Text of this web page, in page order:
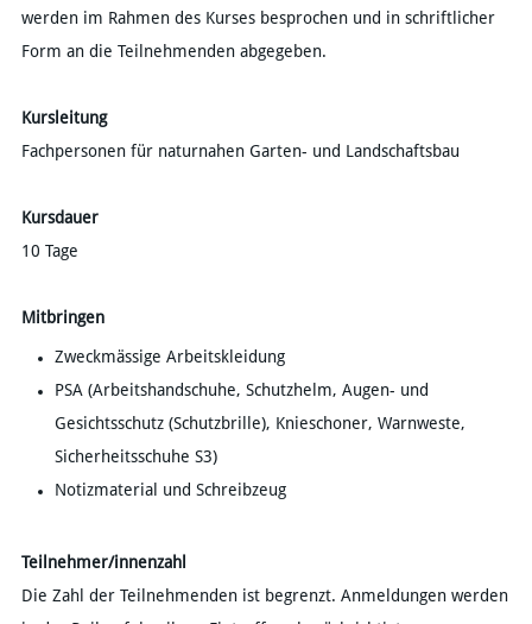
werden im Rahmen des Kurses besprochen und in schriftlicher
Form an die Teilnehmenden abgegeben.
Kursleitung
Fachpersonen für naturnahen Garten- und Landschaftsbau
Kursdauer
10 Tage
​Mitbringen
Zweckmässige Arbeitskleidung
PSA (Arbeitshandschuhe, Schutzhelm, Augen- und
Gesichtsschutz (Schutzbrille), Knieschoner, Warnweste,
Sicherheitsschuhe S3)
Notizmaterial und Schreibzeug
Teilnehmer/innenzahl
​Die Zahl der Teilnehmenden ist begrenzt. Anmeldungen werden